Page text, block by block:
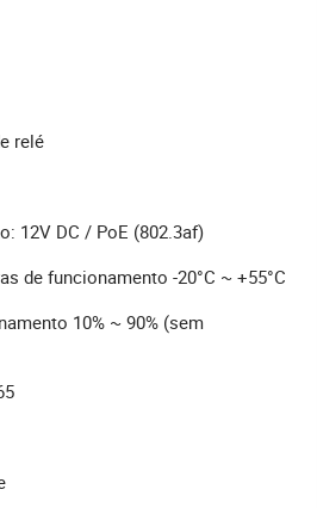
relé
12V DC / PoE (802.3af)
de funcionamento -20°C ~ +55°C
10% ~ 90% (sem